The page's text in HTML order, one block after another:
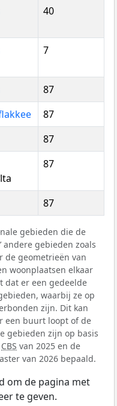
40
7
87
87
87
87
87
gebieden die de
andere gebieden zoals
de geometrieën van
woonplaatsen elkaar
dat er een gedeelde
waarbij ze op
zijn. Dit kan
een buurt loopt of de
gebieden zijn op basis
CBS van 2025 en de
van 2026 bepaald.
om de pagina met
te geven.